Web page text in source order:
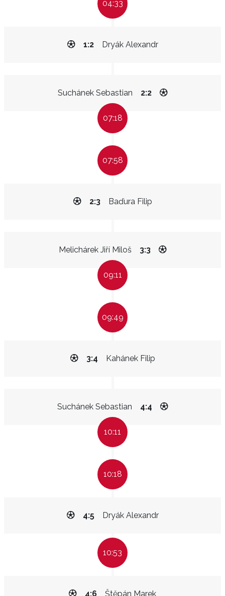
04:33
Dryák Alexandr
1:2
Suchánek Sebastian 2:2
07:18
07:58
Baďura Filip
2:3
Melichárek Jiří Miloš 3:3
09:11
09:49
Kahánek Filip
3:4
Suchánek Sebastian 4:4
10:11
10:18
Dryák Alexandr
4:5
10:53
Štěpán Marek
4:6